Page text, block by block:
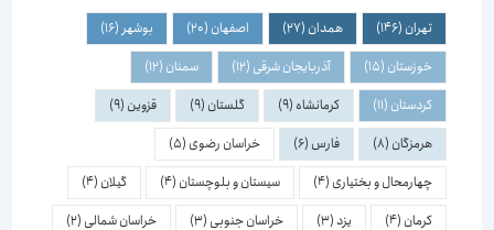
تهران(146) همدان(27) اصفهان(20) بوشهر(16)
خوزستان(15) آذربایجان شرقی(12) سمنان(12)
کردستان(11) کرمانشاه(9) گلستان(9) قزوین(9)
هرمزگان(8) فارس(6) خراسان رضوی(5)
چهارمحال و بختیاری(4) سیستان و بلوچستان(4) گیلان(4)
کرمان(4)
(3) خراسان جنوبی(3) خراسان شمالی(2)